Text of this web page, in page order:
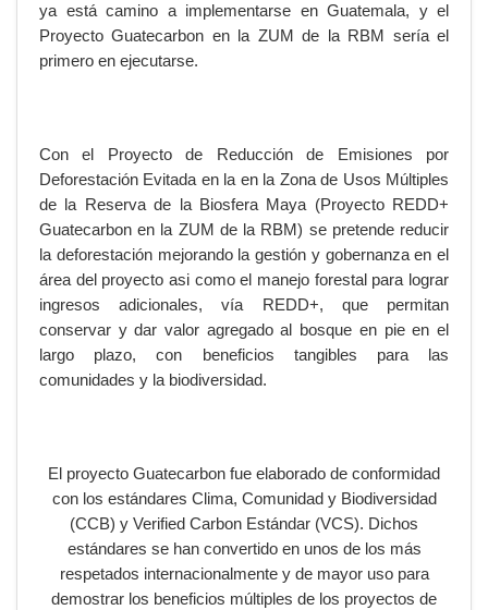
ya está camino a implementarse en Guatemala, y el
Proyecto Guatecarbon en la ZUM de la RBM sería el
primero en ejecutarse.
Con el Proyecto de Reducción de Emisiones por
Deforestación Evitada en la en la Zona de Usos Múltiples
de la Reserva de la Biosfera Maya (Proyecto REDD+
Guatecarbon en la ZUM de la RBM) se pretende reducir
la deforestación mejorando la gestión y gobernanza en el
área del proyecto asi como el manejo forestal para lograr
ingresos adicionales, vía REDD+, que permitan
conservar y dar valor agregado al bosque en pie en el
largo plazo, con beneficios tangibles para las
comunidades y la biodiversidad.
El proyecto Guatecarbon fue elaborado de conformidad
con los estándares Clima, Comunidad y Biodiversidad
(CCB) y Verified Carbon Estándar (VCS). Dichos
estándares se han convertido en unos de los más
respetados internacionalmente y de mayor uso para
demostrar los beneficios múltiples de los proyectos de